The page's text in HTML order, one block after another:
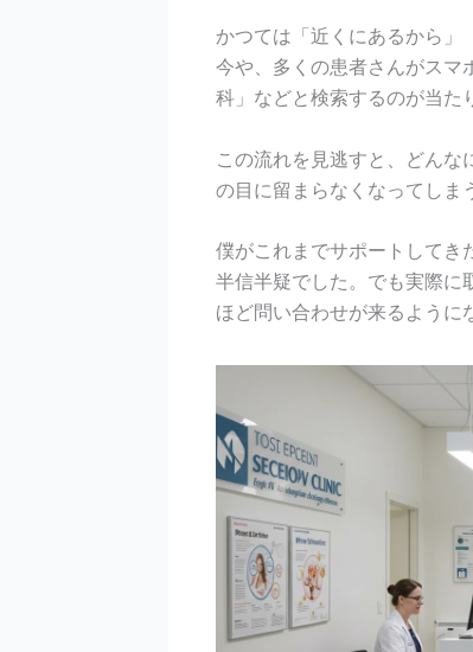
かつては「近くにあるから」
今や、多くの患者さんがスマ
科」などと検索するのが当た
この流れを見逃すと、どん
の目に留まらなくなってしま
僕がこれまでサポートしてき
半信半疑でした。でも実際に
ほど問い合わせが来るように